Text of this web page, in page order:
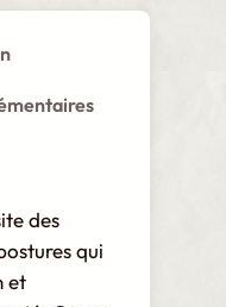
des
qui
et